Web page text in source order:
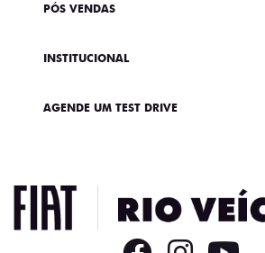
PÓS VENDAS
INSTITUCIONAL
AGENDE UM TEST DRIVE